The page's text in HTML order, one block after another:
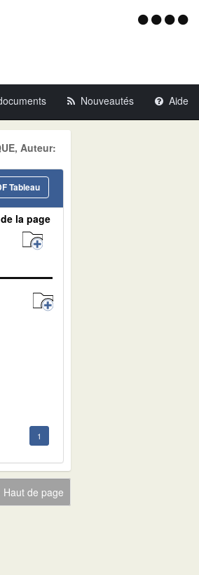
Menu
Nouveautés Aide
Auteur:
Tableau
la page
1
Haut de page